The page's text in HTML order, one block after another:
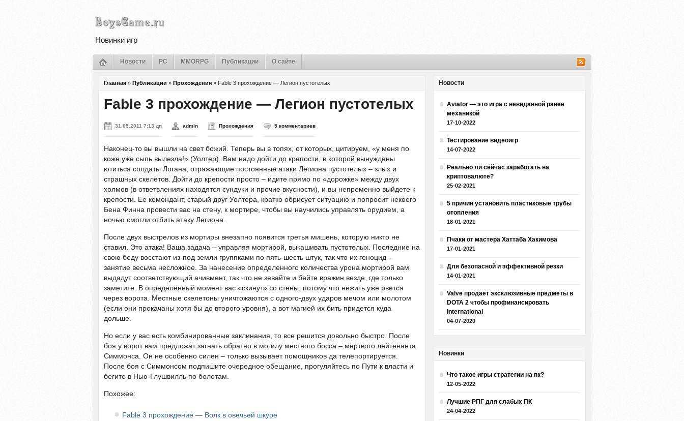
Новинки игр
Новости PC MMORPG Публикации О сайте
Главная » Публикации » Прохождения » Fable 3 прохождение — Легион пустотелых
Fable 3 прохождение — Легион пустотелых
31.05.2011 7:13 дп admin Прохождения 5 комментариев
Наконец-то вы вышли на свет божий. Теперь вы в топях, от которых, цитируем, «у меня по
коже уже сыпь вылезла!» (Уолтер). Вам надо дойти до крепости, в которой вынуждены
ютиться солдаты Логана, отражающие постоянные атаки Легиона пустотелых – злых и
страшных скелетов. Дойти до крепости просто – идите прямо по «дорожке» между двух
холмов (в ответвлениях находятся сундуки и прочие вкусности), и вы непременно выйдете к
крепости. Ее комендант, старый друг Уолтера, кратко обрисует ситуацию и попросит некоего
Бена Финна провести вас на стену, к мортире, чтобы вы научились управлять орудием, а
ночью смогли отбить атаку Легиона.
После двух выстрелов из мортиры внезапно появится третья мишень, которую никто не
ставил. Это атака! Ваша задача – управляя мортирой, выкашивать пустотелых. Последние на
свою беду восстают из-под земли группками по пять-шесть штук, так что их геноцид –
занятие весьма несложное. За нанесение определенного количества урона мортирой вам
выдадут соответствующий ачивмент, так что не зевайте и бейте вражин везде, где только
заметите. В определенный момент вас «скинут» со стены, потому что нежить уже рвется
через ворота. Местные скелетоны уничтожаются с одного-двух ударов мечом или молотом
(если они прокачаны хотя бы до второго уровня), а вот магией их бить придется куда
дольше.
Но если у вас есть комбинированные заклинания, то все решится довольно быстро. После
боя у ворот вам предложат загнать обратно в могилу местного босса – мертвого лейтенанта
Симмонса. Он не особенно силен – только вызывает помощников да телепортируется.
После боя с Симмонсом подпишите очередное обещание, прогуляйтесь по Пути к власти и
бегите в Нью-Глушвилль по болотам.
Похожее:
Fable 3 прохождение — Волк в овечьей шкуре
Новости
Aviator — это игра с невиданной ранее
механикой
17-10-2022
Тестирование видеоигр
14-07-2022
Реально ли сейчас заработать на
криптовалюте?
25-02-2021
5 причин установить пластиковые трубы
отопления
18-01-2021
Пчаки от мастера Хаттаба Хакимова
17-01-2021
Для безопасной и эффективной резки
14-01-2021
Valve продает эксклюзивные предметы в
DOTA 2 чтобы профинансировать
International
04-07-2020
Новинки
Что такое игры стратегии на пк?
12-05-2022
Лучшие РПГ для слабых ПК
24-04-2022